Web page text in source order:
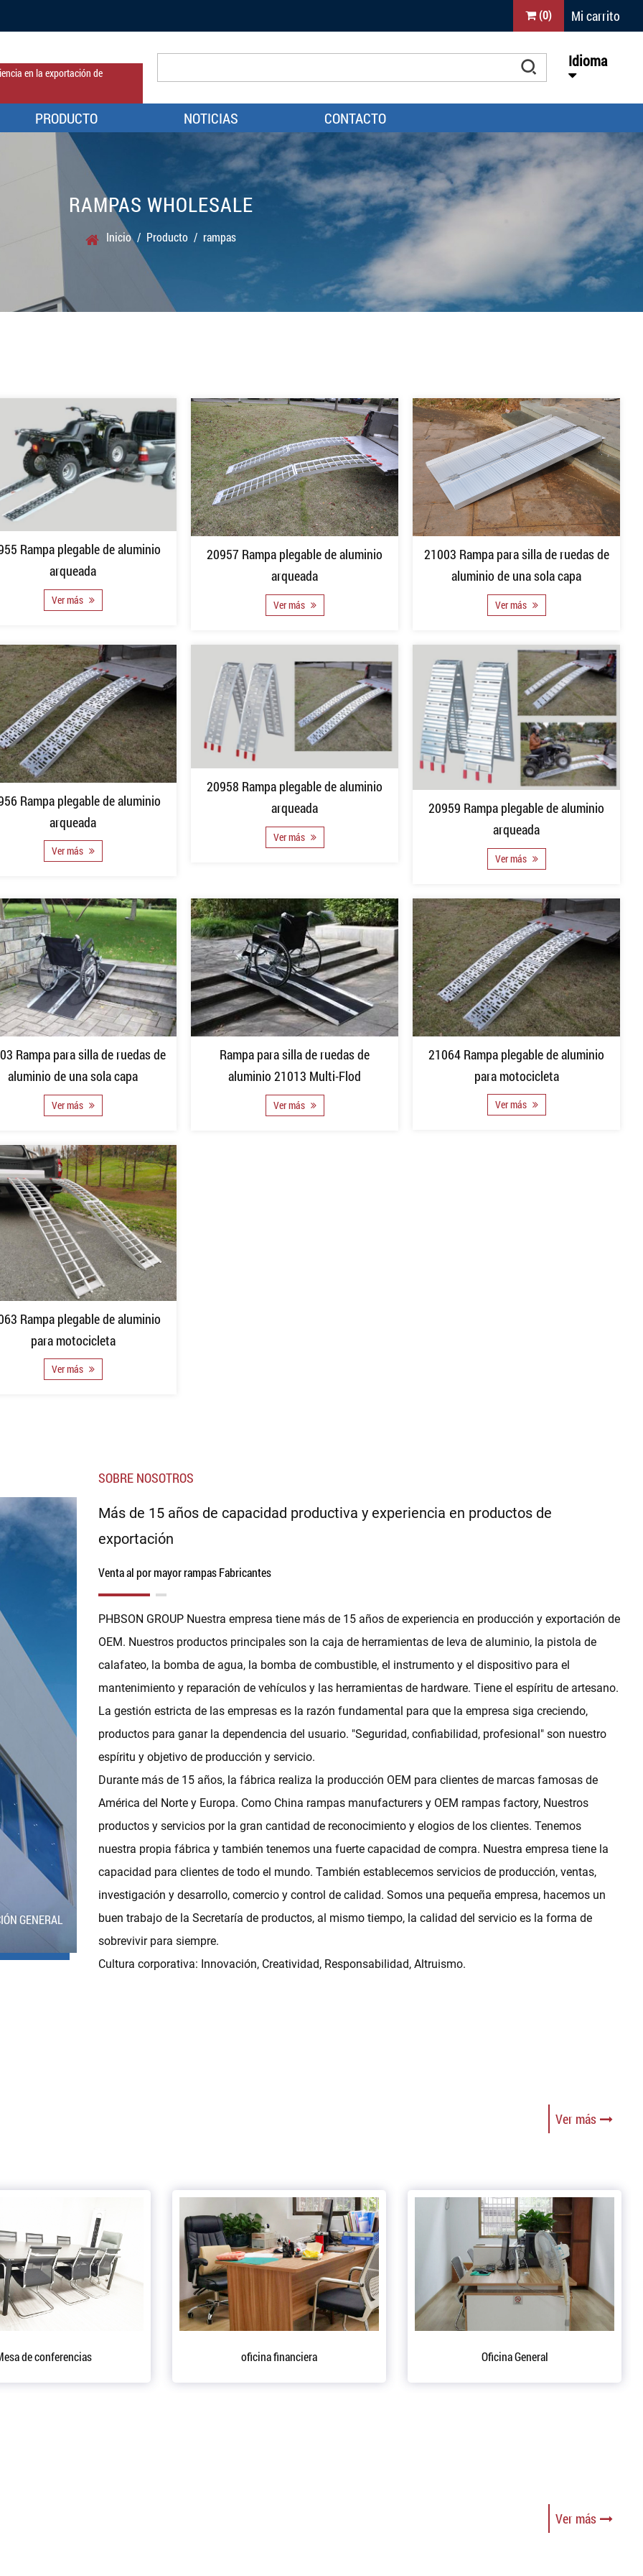
(0) Mi carrito
en la exportación de
Idioma
PRODUCTO NOTICIAS CONTACTO
RAMPAS WHOLESALE
Inicio / Producto / rampas
Rampa plegable de aluminio
arqueada
Ver más
20957 Rampa plegable de aluminio
arqueada
Ver más
21003 Rampa para silla de ruedas de
aluminio de una sola capa
Ver más
Rampa plegable de aluminio
arqueada
Ver más
20958 Rampa plegable de aluminio
arqueada
Ver más
20959 Rampa plegable de aluminio
arqueada
Ver más
Rampa para silla de ruedas de
aluminio de una sola capa
Ver más
Rampa para silla de ruedas de
aluminio 21013 Multi-Flod
Ver más
21064 Rampa plegable de aluminio
para motocicleta
Ver más
Rampa plegable de aluminio
para motocicleta
Ver más
GENERAL
SOBRE NOSOTROS
Más de 15 años de capacidad productiva y experiencia en productos de
exportación
Venta al por mayor rampas Fabricantes
PHBSON GROUP Nuestra empresa tiene más de 15 años de experiencia en producción y exportación de
OEM. Nuestros productos principales son la caja de herramientas de leva de aluminio, la pistola de
calafateo, la bomba de agua, la bomba de combustible, el instrumento y el dispositivo para el
mantenimiento y reparación de vehículos y las herramientas de hardware. Tiene el espíritu de artesano.
La gestión estricta de las empresas es la razón fundamental para que la empresa siga creciendo,
productos para ganar la dependencia del usuario. "Seguridad, confiabilidad, profesional" son nuestro
espíritu y objetivo de producción y servicio.
Durante más de 15 años, la fábrica realiza la producción OEM para clientes de marcas famosas de
América del Norte y Europa. Como China rampas manufacturersy OEM rampas factory, Nuestros
productos y servicios por la gran cantidad de reconocimiento y elogios de los clientes. Tenemos
nuestra propia fábrica y también tenemos una fuerte capacidad de compra. Nuestra empresa tiene la
capacidad para clientes de todo el mundo. También establecemos servicios de producción, ventas,
investigación y desarrollo, comercio y control de calidad. Somos una pequeña empresa, hacemos un
buen trabajo de la Secretaría de productos, al mismo tiempo, la calidad del servicio es la forma de
sobrevivir para siempre.
Cultura corporativa: Innovación, Creatividad, Responsabilidad, Altruismo.
Ver más
Equipo de producción Equipo de taller de producción. Depósito
Ver más